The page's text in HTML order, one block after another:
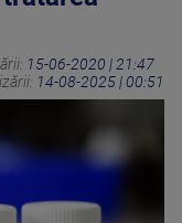
15-06-2020 | 21:47
14-08-2025 | 00:51